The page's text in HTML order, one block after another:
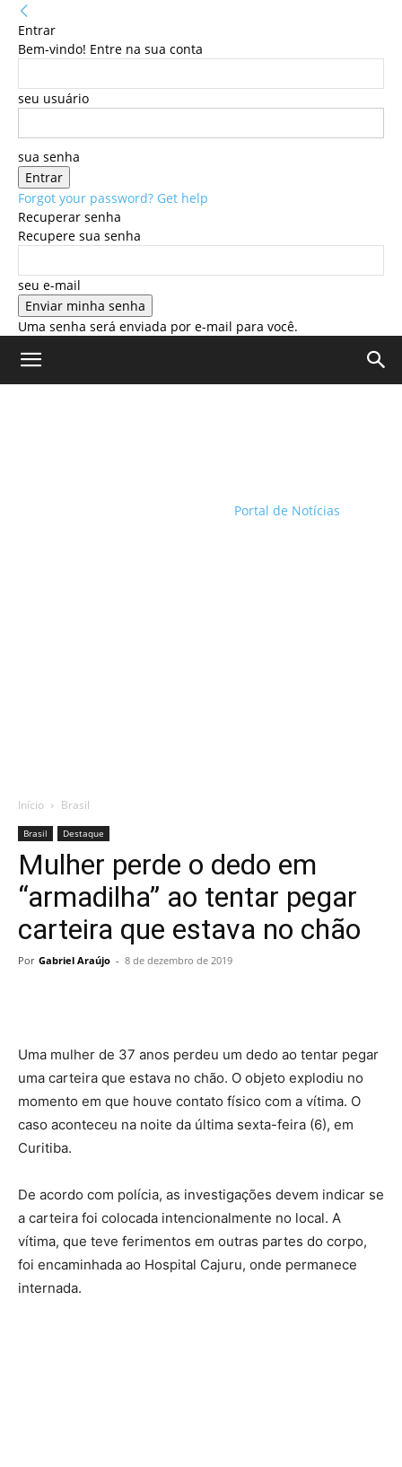
Entrar
Bem-vindo! Entre na sua conta
seu usuário
sua senha
Forgot your password? Get help
Recuperar senha
Recupere sua senha
seu e-mail
Uma senha será enviada por e-mail para você.
Portal de Notícias
Início Brasil
Brasil Destaque
Mulher perde o dedo em
“armadilha” ao tentar pegar
carteira que estava no chão
Por Gabriel Araújo - 8 de dezembro de 2019
Uma mulher de 37 anos perdeu um dedo ao tentar pegar
uma carteira que estava no chão. O objeto explodiu no
momento em que houve contato físico com a vítima. O
caso aconteceu na noite da última sexta-feira (6), em
Curitiba.
De acordo com polícia, as investigações devem indicar se
a carteira foi colocada intencionalmente no local. A
vítima, que teve ferimentos em outras partes do corpo,
foi encaminhada ao Hospital Cajuru, onde permanece
internada.